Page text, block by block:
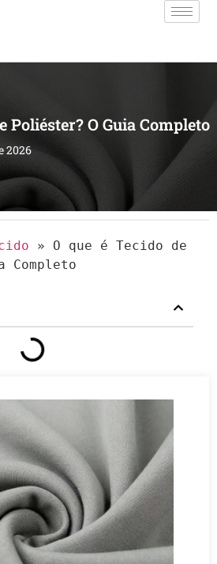
Poliéster? O Guia Completo
2026
» O que é Tecido de
Completo